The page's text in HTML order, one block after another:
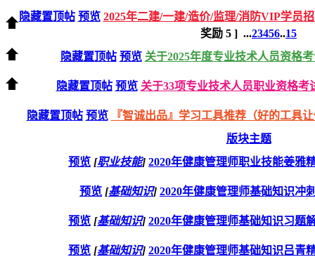
隐藏置顶帖 预览 2025年二建/一建/造价/监理/消防VIP学员
奖励 5 ] ...23456..15
隐藏置顶帖 预览 关于2025年度专业技术人员资格
隐藏置顶帖 预览 关于33项专业技术人员职业资格考
隐藏置顶帖 预览
『智诚出品』学习工具推荐（好的工具
版块主题
预览 [职业技能] 2020年健康管理师职业技能姜雅
预览 [基础知识] 2020年健康管理师基础知识冲
预览 [基础知识] 2020年健康管理师基础知识习题
预览 [基础知识] 2020年健康管理师基础知识吕青